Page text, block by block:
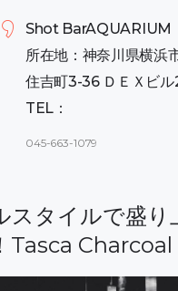
Shot BarAQUARIUM
所在地：神奈川県横浜
住吉町3-36 ＤＥＸビル
TEL：
045-663-1079
スタイルで盛り
Tasca